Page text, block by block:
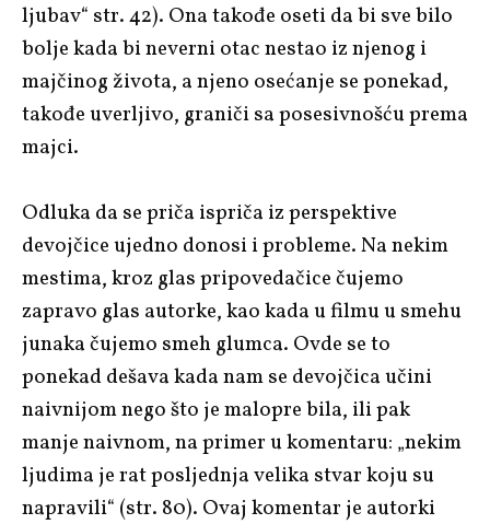
ljubav“ str. 42). Ona takođe oseti da bi sve bilo
bolje kada bi neverni otac nestao iz njenog i
majčinog života, a njeno osećanje se ponekad,
takođe uverljivo, graniči sa posesivnošću prema
majci.
Odluka da se priča ispriča iz perspektive
devojčice ujedno donosi i probleme. Na nekim
mestima, kroz glas pripovedačice čujemo
zapravo glas autorke, kao kada u filmu u smehu
junaka čujemo smeh glumca. Ovde se to
ponekad dešava kada nam se devojčica učini
naivnijom nego što je malopre bila, ili pak
manje naivnom, na primer u komentaru: „nekim
ljudima je rat posljednja velika stvar koju su
napravili“ (str. 80). Ovaj komentar je autorki